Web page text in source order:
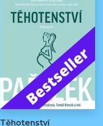
Těhotenství